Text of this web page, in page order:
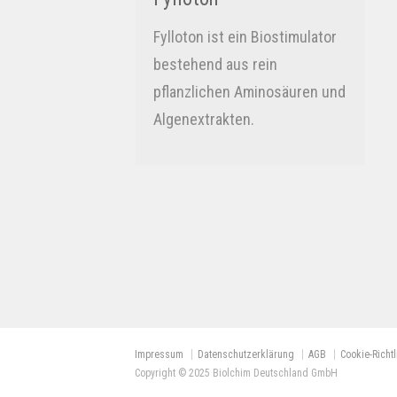
Fylloton ist ein Biostimulator
bestehend aus rein
pflanzlichen Aminosäuren und
Algenextrakten.
Impressum Datenschutzerklärung AGB
Cookie-
Copyright © 2025 Biolchim Deutschland GmbH